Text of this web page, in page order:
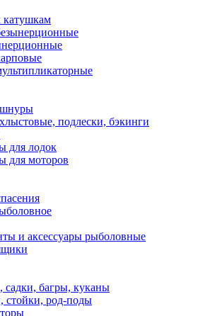
катушкам
подлески, бэкинги
для лодок
для моторов
и аксессуары рыболовные
садки, багры, куканы
стойки, род-поды